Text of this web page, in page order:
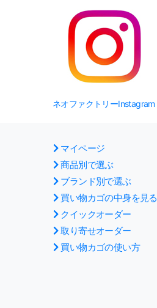
ネオファクトリーInstagram
マイページ
商品別で選ぶ
ブランド別で選ぶ
買い物カゴの中身を見る
クイックオーダー
取り寄せオーダー
買い物カゴの使い方